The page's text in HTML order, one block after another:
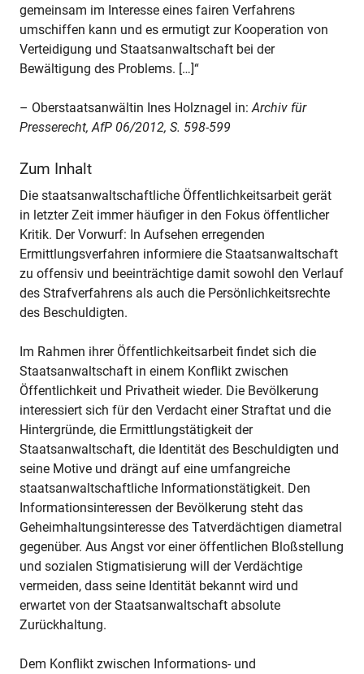
gemeinsam im Interesse eines fairen Verfahrens
umschiffen kann und es ermutigt zur Kooperation von
Verteidigung und Staatsanwaltschaft bei der
Bewältigung des Problems. […]“
– Oberstaatsanwältin Ines Holznagel in:Archiv für
Presserecht, AfP 06/2012, S. 598-599
Zum Inhalt
Die staatsanwaltschaftliche Öffentlichkeitsarbeit gerät
in letzter Zeit immer häufiger in den Fokus öffentlicher
Kritik. Der Vorwurf: In Aufsehen erregenden
Ermittlungsverfahren informiere die Staatsanwaltschaft
zu offensiv und beeinträchtige damit sowohl den Verlauf
des Strafverfahrens als auch die Persönlichkeitsrechte
des Beschuldigten.
Im Rahmen ihrer Öffentlichkeitsarbeit findet sich die
Staatsanwaltschaft in einem Konflikt zwischen
Öffentlichkeit und Privatheit wieder. Die Bevölkerung
interessiert sich für den Verdacht einer Straftat und die
Hintergründe, die Ermittlungstätigkeit der
Staatsanwaltschaft, die Identität des Beschuldigten und
seine Motive und drängt auf eine umfangreiche
staatsanwaltschaftliche Informationstätigkeit. Den
Informationsinteressen der Bevölkerung steht das
Geheimhaltungsinteresse des Tatverdächtigen diametral
gegenüber. Aus Angst vor einer öffentlichen Bloßstellung
und sozialen Stigmatisierung will der Verdächtige
vermeiden, dass seine Identität bekannt wird und
erwartet von der Staatsanwaltschaft absolute
Zurückhaltung.
Dem Konflikt zwischen Informations- und